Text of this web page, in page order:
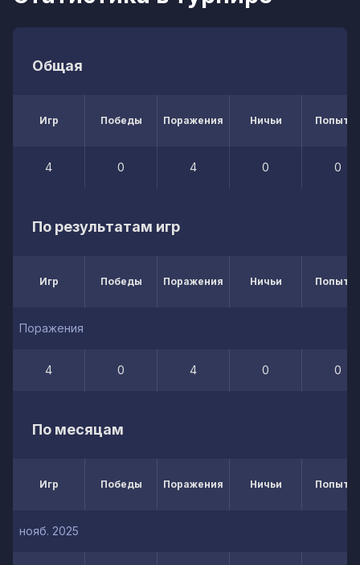
Общая
Игр Победы Поражения Ничьи
4 0 4 0 0
По результатам игр
Игр Победы Поражения Ничьи
Поражения
4 0 4 0 0
По месяцам
Игр Победы Поражения Ничьи
нояб. 2025